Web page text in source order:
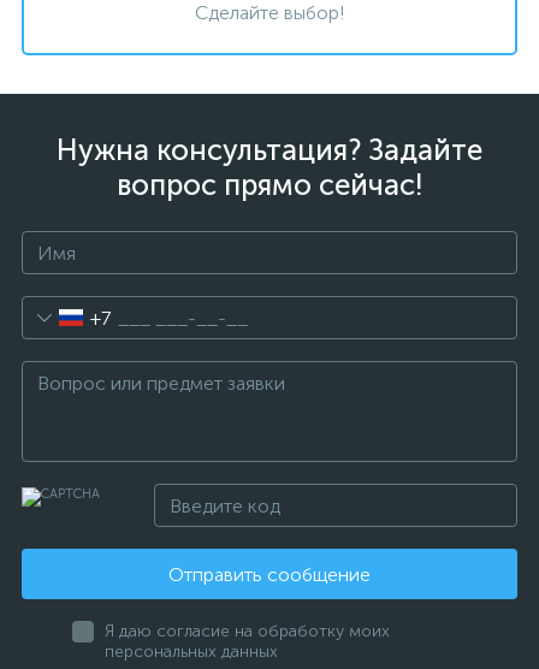
Сделайте выбор!
Нужна консультация? Задайте
вопрос прямо сейчас!
+7
Отправить сообщение
Я даю согласие на обработку моих
персональных данных